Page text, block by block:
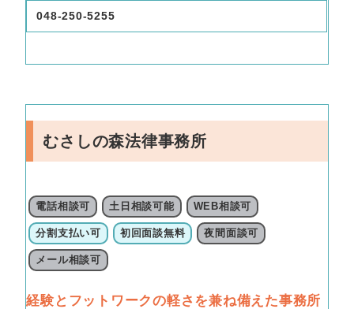
048-250-5255
むさしの森法律事務所
電話相談可 土日相談可能 WEB相談可
分割支払い可 初回面談無料 夜間面談可
メール相談可
経験とフットワークの軽さを兼ね備えた事務所